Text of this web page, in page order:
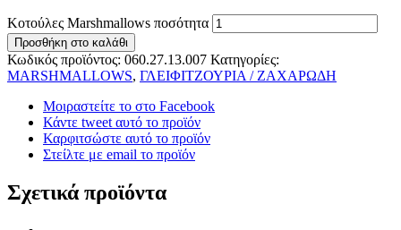
Κοτούλες Marshmallows ποσότητα
Προσθήκη στο καλάθι
Κωδικός προϊόντος: 060.27.13.007 Κατηγορίες:
MARSHMALLOWS, ΓΛΕΙΦΙΤΖΟΥΡΙΑ / ΖΑΧΑΡΩΔΗ
Μοιραστείτε το στο Facebook
Κάντε tweet αυτό το προϊόν
Καρφιτσώστε αυτό το προϊόν
Στείλτε με email το προϊόν
Σχετικά προϊόντα